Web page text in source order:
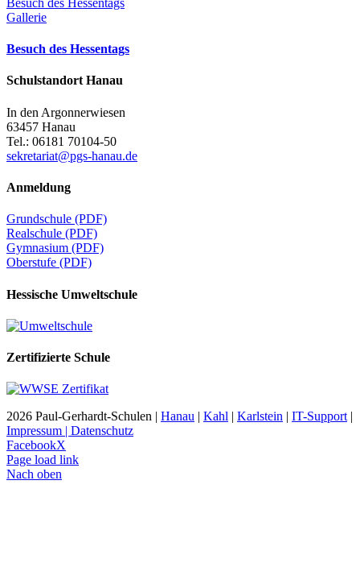
Besuch des Hessentags
Gallerie
Besuch des Hessentags
Schulstandort Hanau
In den Argonnerwiesen
63457 Hanau
Tel.: 06181 70104-50
sekretariat@pgs-hanau.de
Anmeldung
Grundschule (PDF)
Realschule (PDF)
Gymnasium (PDF)
Oberstufe (PDF)
Hessische Umweltschule
Zertifizierte Schule
2026 Paul-Gerhardt-Schulen | Hanau | Kahl | Karlstein | IT-Support |
Impressum | Datenschutz
FacebookX
Page load link
Nach oben